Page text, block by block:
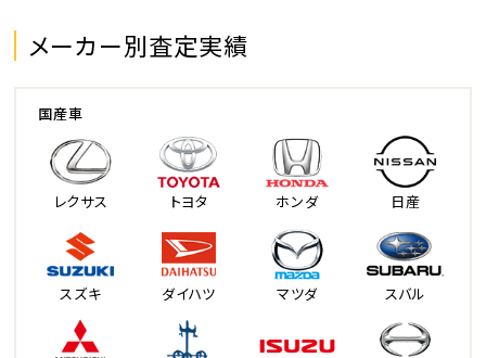
メーカー別査定実績
国産車
レクサス トヨタ ホンダ 日産
スズキ ダイハツ マツダ スバル